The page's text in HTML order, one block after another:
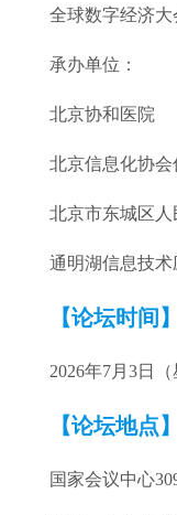
全球数字经济大
承办单位：
北京协和医院
北京信息化协
北京市东城区人
通明湖信息技
【论坛时间】
2026年7月3日
【论坛地点】
国家会议中心